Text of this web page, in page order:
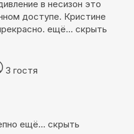
в несизон это
доступе. Кристине
ещё... скрыть
3 гостя
ещё... скрыть